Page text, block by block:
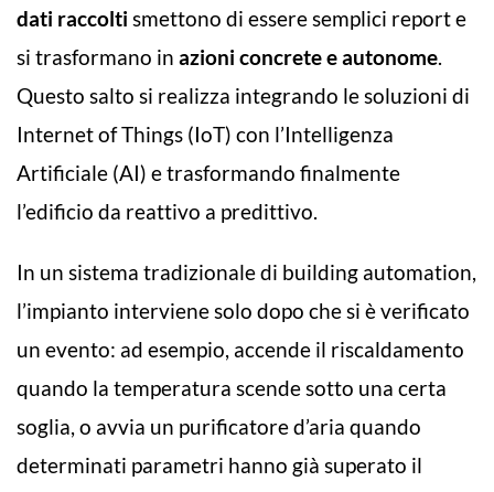
dati raccolti smettono di essere semplici report e
si trasformano in azioni concrete e autonome.
Questo salto si realizza integrando le soluzioni di
Internet of Things (IoT) con l’Intelligenza
Artificiale (AI) e trasformando finalmente
l’edificio da reattivo a predittivo.
In un sistema tradizionale di building automation,
l’impianto interviene solo dopo che si è verificato
un evento: ad esempio, accende il riscaldamento
quando la temperatura scende sotto una certa
soglia, o avvia un purificatore d’aria quando
determinati parametri hanno già superato il